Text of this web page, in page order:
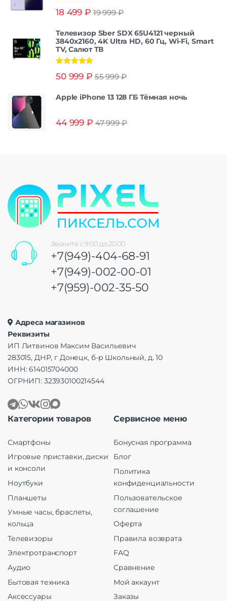
из 5
18 499 ₽ 19 999₽
Телевизор Sber SDX 65U4121 черный
3840x2160, 4K Ultra HD, 60 Гц, Wi-Fi, Smart
TV, Салют ТВ
из 5
50 999 ₽ 55 999₽
Apple iPhone 13 128 ГБ Тёмная ночь
44 999 ₽ 47 999₽
Звоните с 9:00 до 20:00
+7(949)-404-68-91
+7(949)-002-00-01
+7(959)-002-35-50
Адреса магазинов
Реквизиты
ИП Литвинов Максим Васильевич
283015, ДНР, г Донецк, б-р Школьный, д. 10
ИНН: 614015704000
ОГРНИП: 323930100214544
Категории товаров
Смартфоны
Игровые приставки, диски
и консоли
Ноутбуки
Планшеты
Умные часы, браслеты,
кольца
Телевизоры
Электротранспорт
Аудио
Бытовая техника
Аксессуары
Сервисное меню
Бонусная программа
Блог
Политика
конфиденциальности
Пользовательское
соглашение
Оферта
Правила возврата
FAQ
Сравнение
Мой аккаунт
Заказы